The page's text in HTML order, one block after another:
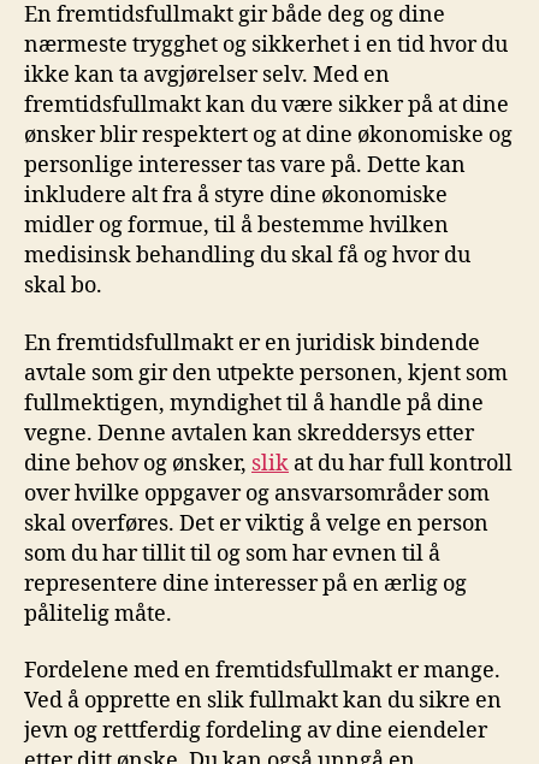
En fremtidsfullmakt gir ​både⁤ deg og dine
⁤nærmeste trygghet ⁢og sikkerhet i⁢ en tid hvor du
ikke kan​ ta avgjørelser⁤ selv. Med en
fremtidsfullmakt kan du ⁢være sikker på at‍ dine
ønsker blir respektert ⁣og at dine økonomiske og
personlige‍ interesser tas vare på. Dette kan‍
inkludere alt fra å styre dine økonomiske
midler og formue, til å bestemme hvilken
⁣medisinsk behandling‌ du skal få og hvor du
skal‌ bo.
En fremtidsfullmakt ‌er en juridisk bindende
‌avtale som gir den utpekte ‌personen, kjent som
fullmektigen, ​myndighet til å handle på dine
vegne. Denne ‍avtalen⁢ kan skreddersys ​etter‍
dine behov og ønsker, slik at⁣ du har full kontroll
over hvilke ​oppgaver ⁤og ansvarsområder som
skal overføres. Det er⁣ viktig‍ å velge en person
som⁣ du har⁢ tillit⁣ til ⁤og som har evnen⁣ til å
representere dine interesser på en ⁣ærlig og
pålitelig måte.
Fordelene​ med ⁢en⁤ fremtidsfullmakt er mange.
Ved ‍å⁤ opprette en‍ slik fullmakt kan du sikre⁤ en
jevn‍ og rettferdig fordeling av‍ dine eiendeler